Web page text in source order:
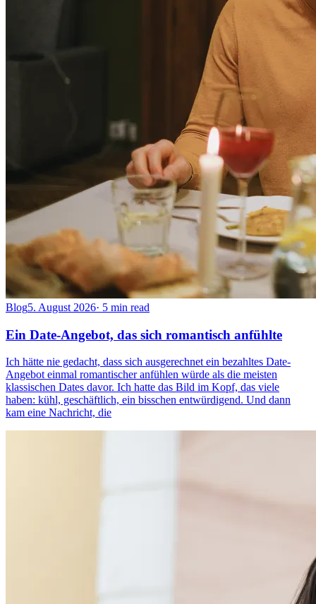
Blog5. August 2026· 5 min read
Ein Date-Angebot, das sich romantisch anfühlte
Ich hätte nie gedacht, dass sich ausgerechnet ein bezahltes Date-
Angebot einmal romantischer anfühlen würde als die meisten
klassischen Dates davor. Ich hatte das Bild im Kopf, das viele
haben: kühl, geschäftlich, ein bisschen entwürdigend. Und dann
kam eine Nachricht, die